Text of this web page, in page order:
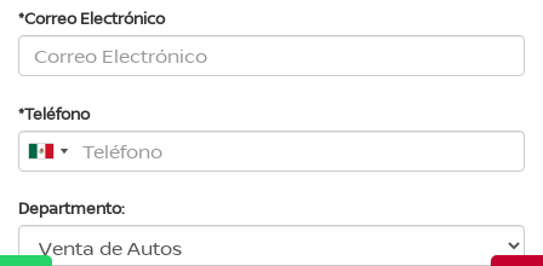
*Correo Electrónico
*Teléfono
Departmento: